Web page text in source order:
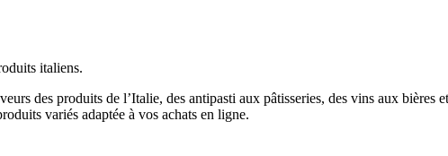
italiens.
des produits de l’Italie, des antipasti aux pâtisseries, des vins aux bières
variés adaptée à vos achats en ligne.